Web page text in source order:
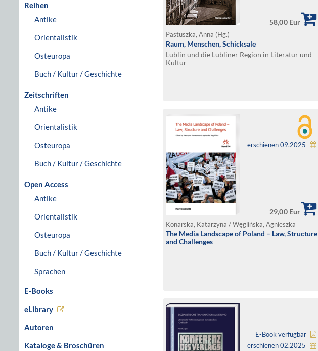
Reihen
Antike
Orientalistik
Osteuropa
Buch / Kultur / Geschichte
Zeitschriften
Antike
Orientalistik
Osteuropa
Buch / Kultur / Geschichte
Open Access
Antike
Orientalistik
Osteuropa
Buch / Kultur / Geschichte
Sprachen
E-Books
eLibrary
Autoren
Kataloge & Broschüren
58,00 Eur
Pastuszka, Anna (Hg.)
Raum, Menschen, Schicksale
Lublin und die Lubliner Region in Literatur und
Kultur
erschienen 09.2025
29,00 Eur
Konarska, Katarzyna / Węglińska, Agnieszka
The Media Landscape of Poland – Law, Structure
and Challenges
E-Book verfügbar
erschienen 02.2025